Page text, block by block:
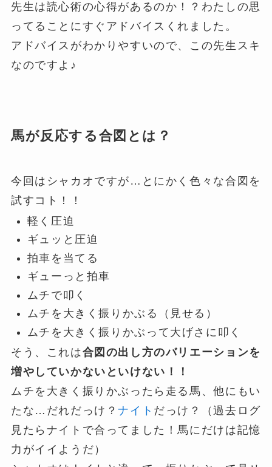
先生は読心術の心得があるのか！？わたしの思
ってることにすぐアドバイスくれました。
アドバイスがわかりやすいので、この先生スキ
なのですよ♪
馬が反応する合図とは？
今回はシャカオですが…とにかく色々な合図を
試すコト！！
軽く圧迫
ギュッと圧迫
拍車を当てる
ギューっと拍車
ムチで叩く
ムチを大きく振りかぶる（見せる）
ムチを大きく振りかぶって大げさに叩く
そう、これは合図の出し方のバリエーションを
増やしていかないといけない！！
ムチを大きく振りかぶったら走る馬、他にもい
たな…だれだっけ？ナイト だっけ？（過去ログ
見たらナイトで合ってました！馬にだけは記憶
力がイイようだ）